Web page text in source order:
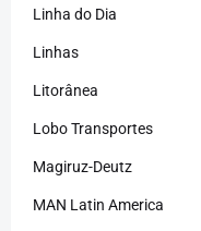
Linha do Dia
Linhas
Litorânea
Lobo Transportes
Magiruz-Deutz
MAN Latin America